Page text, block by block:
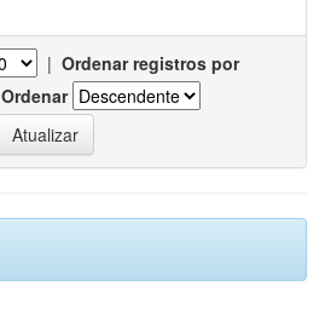
| Ordenar registros por
Ordenar